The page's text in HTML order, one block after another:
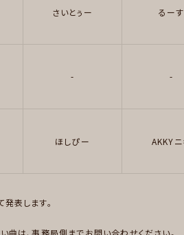
さいとぅー るーす
- -
ほしぴー AKKYニ
表します。
曲は、事務局側までお問い合わせください。